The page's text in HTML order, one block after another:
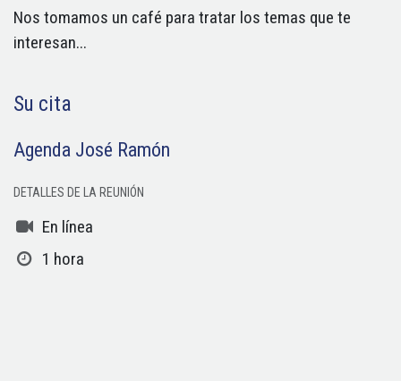
Nos tomamos un café para tratar los temas que te
interesan...
Su cita
Agenda José Ramón
DETALLES DE LA REUNIÓN
En línea
1 hora